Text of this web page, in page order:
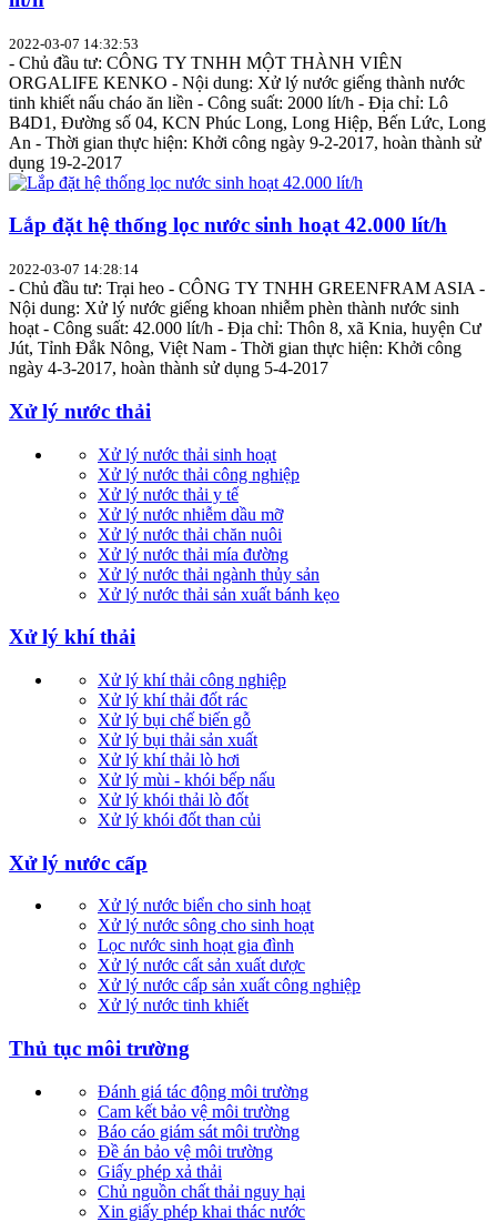
2022-03-07 14:32:53
- Chủ đầu tư: CÔNG TY TNHH MỘT THÀNH VIÊN
ORGALIFE KENKO - Nội dung: Xử lý nước giếng thành nước
tinh khiết nấu cháo ăn liền - Công suất: 2000 lít/h - Địa chỉ: Lô
B4D1, Đường số 04, KCN Phúc Long, Long Hiệp, Bến Lức, Long
An - Thời gian thực hiện: Khởi công ngày 9-2-2017, hoàn thành sử
dụng 19-2-2017
Lắp đặt hệ thống lọc nước sinh hoạt 42.000 lít/h
2022-03-07 14:28:14
- Chủ đầu tư: Trại heo - CÔNG TY TNHH GREENFRAM ASIA -
Nội dung: Xử lý nước giếng khoan nhiễm phèn thành nước sinh
hoạt - Công suất: 42.000 lít/h - Địa chỉ: Thôn 8, xã Knia, huyện Cư
Jút, Tỉnh Đắk Nông, Việt Nam - Thời gian thực hiện: Khởi công
ngày 4-3-2017, hoàn thành sử dụng 5-4-2017
Xử lý nước thải
Xử lý nước thải sinh hoạt
Xử lý nước thải công nghiệp
Xử lý nước thải y tế
Xử lý nước nhiễm dầu mỡ
Xử lý nước thải chăn nuôi
Xử lý nước thải mía đường
Xử lý nước thải ngành thủy sản
Xử lý nước thải sản xuất bánh kẹo
Xử lý khí thải
Xử lý khí thải công nghiệp
Xử lý khí thải đốt rác
Xử lý bụi chế biến gỗ
Xử lý bụi thải sản xuất
Xử lý khí thải lò hơi
Xử lý mùi - khói bếp nấu
Xử lý khói thải lò đốt
Xử lý khói đốt than củi
Xử lý nước cấp
Xử lý nước biển cho sinh hoạt
Xử lý nước sông cho sinh hoạt
Lọc nước sinh hoạt gia đình
Xử lý nước cất sản xuất dược
Xử lý nước cấp sản xuất công nghiệp
Xử lý nước tinh khiết
Thủ tục môi trường
Đánh giá tác động môi trường
Cam kết bảo vệ môi trường
Báo cáo giám sát môi trường
Đề án bảo vệ môi trường
Giấy phép xả thải
Chủ nguồn chất thải nguy hại
Xin giấy phép khai thác nước